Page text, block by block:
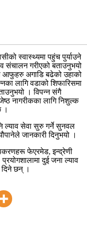
स्वास्थ्यमा पहुंच पुर्याउने
संचालन गरीएको बताउनुभयो
आफुहरु अगाडि बढेको उहाको
लागि वडाको शिफारिसमा
। विपन्न संगै
नागरीकका लागि निशुल्क
।
ल्याव सेवा सुरु गर्ने सुनवल
जानकारी दिनुभयो ।
फेएरमेड, इन्द्रेणी
दुई जना ल्याव
छन् ।